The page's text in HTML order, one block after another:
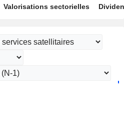
Valorisations sectorielles